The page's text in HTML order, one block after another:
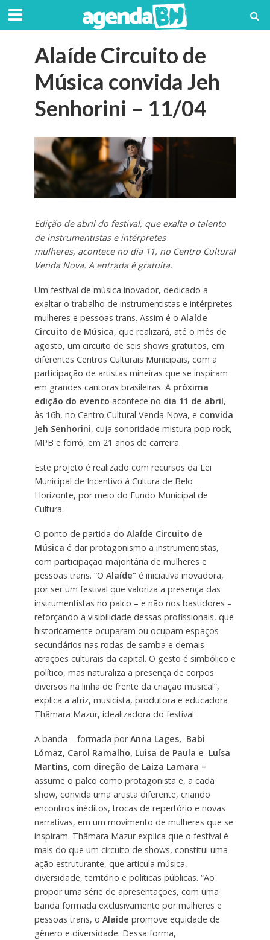
Alaíde Circuito de
Música convida Jeh
Senhorini – 11/04
Edição de abril do festival, que exalta o talento
de instrumentistas e intérpretes
mulheres, acontece no dia 11, no Centro Cultural
Venda Nova. A entrada é gratuita.
Um festival de música inovador, dedicado a
exaltar o trabalho de instrumentistas e intérpretes
mulheres e pessoas trans. Assim é o Alaíde
Circuito de Música, que realizará, até o mês de
agosto, um circuito de seis shows gratuitos, em
diferentes Centros Culturais Municipais, com a
participação de artistas mineiras que se inspiram
em grandes cantoras brasileiras. A próxima
edição do evento acontece no dia 11 de abril,
às 16h, no Centro Cultural Venda Nova, e convida
Jeh Senhorini, cuja sonoridade mistura pop rock,
MPB e forró, em 21 anos de carreira.
Este projeto é realizado com recursos da Lei
Municipal de Incentivo à Cultura de Belo
Horizonte, por meio do Fundo Municipal de
Cultura.
O ponto de partida do Alaíde Circuito de
Música é dar protagonismo a instrumentistas,
com participação majoritária de mulheres e
pessoas trans. “O Alaíde” é iniciativa inovadora,
por ser um festival que valoriza a presença das
instrumentistas no palco – e não nos bastidores –
reforçando a visibilidade dessas profissionais, que
historicamente ocuparam ou ocupam espaços
secundários nas rodas de samba e demais
atrações culturais da capital. O gesto é simbólico e
político, mas naturaliza a presença de corpos
diversos na linha de frente da criação musical”,
explica a atriz, musicista, produtora e educadora
Thâmara Mazur, idealizadora do festival.
A banda – formada porAnna Lages, Babi
Lómaz, Carol Ramalho, Luisa de Paula e Luísa
Martins, com direção de Laiza Lamara –
assume o palco como protagonista e, a cada
show, convida uma artista diferente, criando
encontros inéditos, trocas de repertório e novas
narrativas, em um movimento de mulheres que se
inspiram. Thâmara Mazur explica que o festival é
mais do que um circuito de shows, constitui uma
ação estruturante, que articula música,
diversidade, território e políticas públicas. “Ao
propor uma série de apresentações, com uma
banda formada exclusivamente por mulheres e
pessoas trans, o Alaíde promove equidade de
gênero e diversidade. Dessa forma,